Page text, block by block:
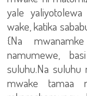
yale
wake, katika
{Na
namumewe,
suluhu.Na
mwake tamaa